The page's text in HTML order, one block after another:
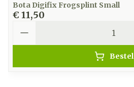
Bota Digifix Frogsplint Small
€ 11,50
Bestel